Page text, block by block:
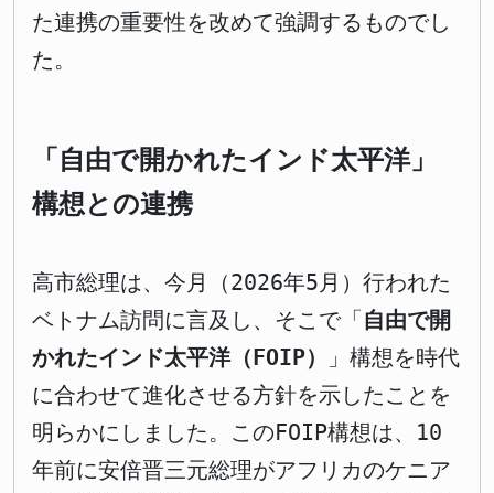
た連携の重要性を改めて強調するものでし
た。
「自由で開かれたインド太平洋」
構想との連携
高市総理は、今月（2026年5月）行われた
ベトナム訪問に言及し、そこで「自由で開
かれたインド太平洋（FOIP）
」構想を時代
に合わせて進化させる方針を示したことを
明らかにしました。このFOIP構想は、10
年前に安倍晋三元総理がアフリカのケニア